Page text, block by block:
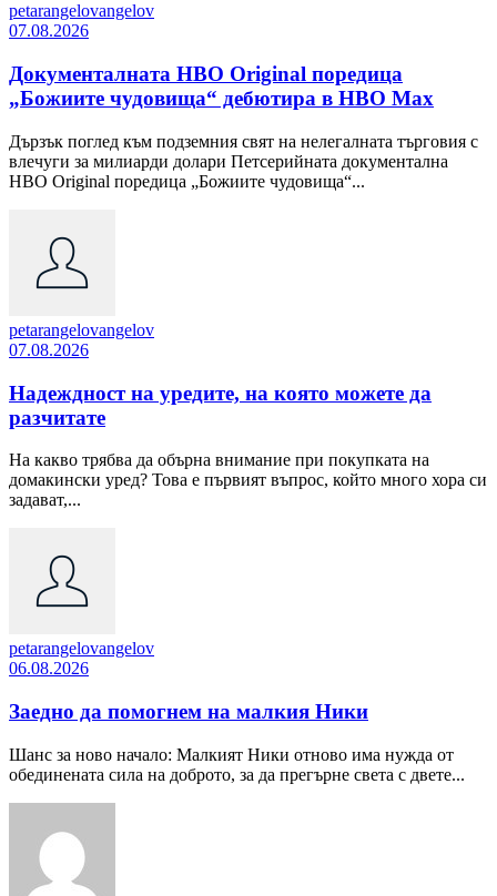
petarangelovangelov
07.08.2026
Документалната HBO Original поредица
„Божиите чудовища“ дебютира в HBO Max
Дързък поглед към подземния свят на нелегалната търговия с
влечуги за милиарди долари Петсерийната документална
HBO Original поредица „Божиите чудовища“...
petarangelovangelov
07.08.2026
Надеждност на уредите, на която можете да
разчитате
На какво трябва да обърна внимание при покупката на
домакински уред? Това е първият въпрос, който много хора си
задават,...
petarangelovangelov
06.08.2026
Заедно да помогнем на малкия Ники
Шанс за ново начало: Малкият Ники отново има нужда от
обединената сила на доброто, за да прегърне света с двете...